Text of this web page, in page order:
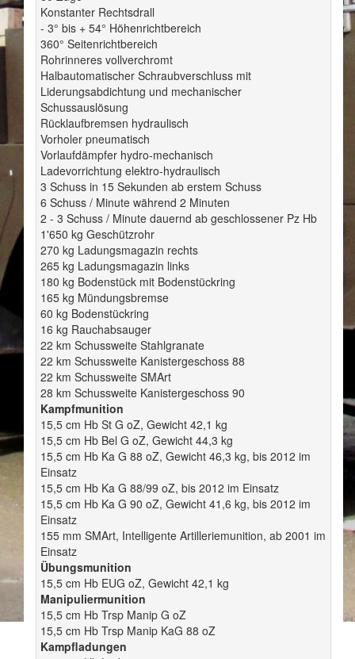
Konstanter Rechtsdrall
- 3° bis + 54° Höhenrichtbereich
360° Seitenrichtbereich
Rohrinneres vollverchromt
Halbautomatischer Schraubverschluss mit
Liderungsabdichtung und mechanischer
Schussauslösung
Rücklaufbremsen hydraulisch
Vorholer pneumatisch
Vorlaufdämpfer hydro-mechanisch
Ladevorrichtung elektro-hydraulisch
3 Schuss in 15 Sekunden ab erstem Schuss
6 Schuss / Minute während 2 Minuten
2 - 3 Schuss / Minute dauernd ab geschlossener Pz Hb
1'650 kg Geschützrohr
270 kg Ladungsmagazin rechts
265 kg Ladungsmagazin links
180 kg Bodenstück mit Bodenstückring
165 kg Mündungsbremse
60 kg Bodenstückring
16 kg Rauchabsauger
22 km Schussweite Stahlgranate
22 km Schussweite Kanistergeschoss 88
22 km Schussweite SMArt
28 km Schussweite Kanistergeschoss 90
Kampfmunition
15,5 cm Hb St G oZ, Gewicht 42,1 kg
15,5 cm Hb Bel G oZ, Gewicht 44,3 kg
15,5 cm Hb Ka G 88 oZ, Gewicht 46,3 kg, bis 2012 im
Einsatz
15,5 cm Hb Ka G 88/99 oZ, bis 2012 im Einsatz
15,5 cm Hb Ka G 90 oZ, Gewicht 41,6 kg, bis 2012 im
Einsatz
155 mm SMArt, Intelligente Artilleriemunition, ab 2001 im
Einsatz
Übungsmunition
15,5 cm Hb EUG oZ, Gewicht 42,1 kg
Manipuliermunition
15,5 cm Hb Trsp Manip G oZ
15,5 cm Hb Trsp Manip KaG 88 oZ
Kampfladungen